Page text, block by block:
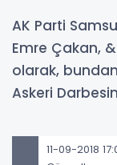
AK Parti
Emre Çakan,
olarak, bundan
Askeri
11-09-2018